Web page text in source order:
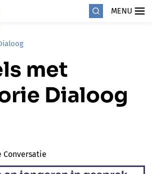
MENU
met
Dialoog